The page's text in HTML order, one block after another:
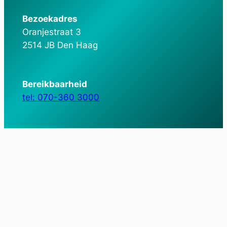
Bezoekadres
Oranjestraat 3
2514 JB Den Haag
Bereikbaarheid
tel: 070-360 3000